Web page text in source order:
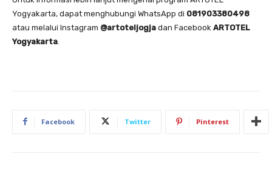
Yogyakarta, dapat menghubungi WhatsApp di 081903380498
atau melalui Instagram @artoteljogja dan Facebook ARTOTEL
Yogyakarta
Facebook Twitter Pinterest